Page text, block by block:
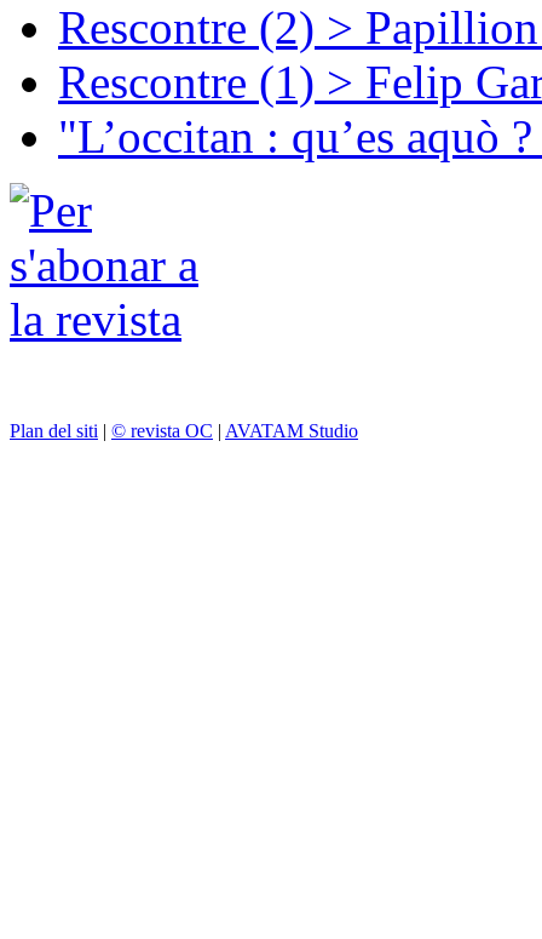
Rescontre (2) >
Rescontre (1) > Felip
"L’occitan : qu’es aquò
Plan del siti | © revista OC | AVATAM Studio